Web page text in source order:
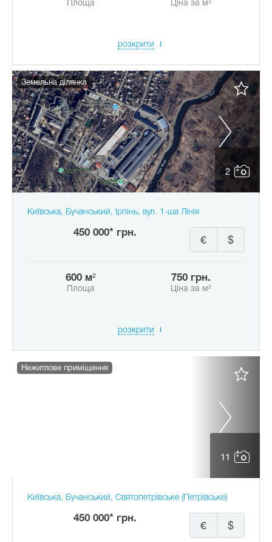
Площа Ціна за м²
розкрити
2
Земельна ділянка
Київська, Бучанський, Ірпінь, вул. 1-ша Лінія
450 000* грн.
$
€
600 м²
Площа
750 грн.
Ціна за м²
розкрити
11
Нежитлове приміщення
Київська, Бучанський, Святопетрівське (Петрівське)
450 000* грн.
$
€